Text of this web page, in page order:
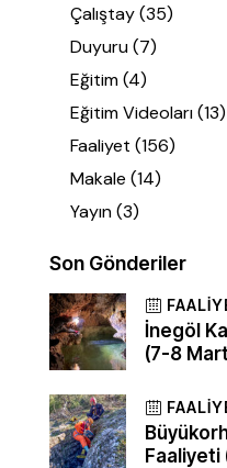
Çalıştay(35)
Duyuru(7)
Eğitim(4)
Eğitim Videoları(13)
Faaliyet (156)
Makale (14)
Yayın(3)
Son Gönderiler
İnegöl
(7-8
Faaliyeti